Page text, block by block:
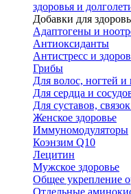
здоровья и
Добавки для
Адаптогены и
Антиоксиданты
Антистресс и
Грибы
Для волос, ногтей и
Для сердца и
Для суставов,
Женское здоровье
Иммуномодуляторы
Коэнзим Q10
Лецитин
Мужское здоровье
Общее укрепление
Отдельные